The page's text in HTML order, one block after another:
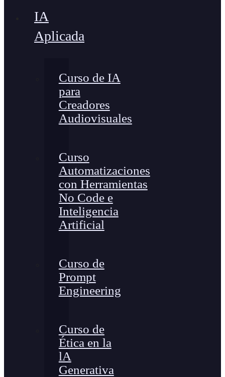
IA
Aplicada
Curso de IA
para
Creadores
Audiovisuales
Curso
Automatizaciones
con Herramientas
No Code e
Inteligencia
Artificial
Curso de
Prompt
Engineering
Curso de
Ética en la
lA
Generativa